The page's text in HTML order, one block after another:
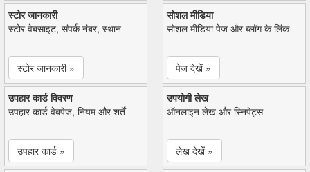
स्टोर जानकारी
स्टोर वेबसाइट, संपर्क नंबर, स्थान
स्टोर जानकारी »
सोशल मीडिया
सोशल मीडिया पेज और ब्लॉग के लिंक
पेज देखें »
उपहार कार्ड विवरण
उपहार कार्ड वेबपेज, नियम और शर्तें
उपहार कार्ड »
उपयोगी लेख
ऑनलाइन लेख और स्निपेट्स
लेख देखें »